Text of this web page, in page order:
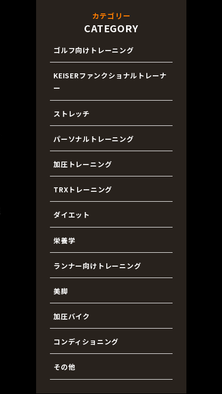
カテゴリー
CATEGORY
ゴルフ向けトレーニング
KEISERファンクショナルトレーナ
ー
ストレッチ
パーソナルトレーニング
加圧トレーニング
TRXトレーニング
ダイエット
栄養学
ランナー向けトレーニング
美脚
加圧バイク
コンディショニング
その他